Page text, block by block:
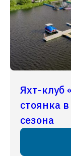
Яхт-клуб
стоянка
сезона